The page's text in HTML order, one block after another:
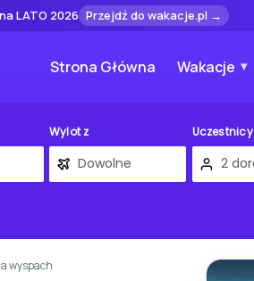
LATO 2026 Przejdź do wakacje.pl →
Strona Główna Wakacje
Wylot z Uczestnicy
wyspach